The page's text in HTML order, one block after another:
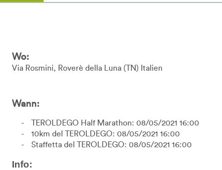
Wo:
Via Rosmini Roverè della Luna TN Italien
Wann:
TEROLDEGO Half Marathon: 08/05/2021 16:00
10km del TEROLDEGO: 08/05/2021 16:00
Staffetta del TEROLDEGO: 08/05/2021 16:00
Info: